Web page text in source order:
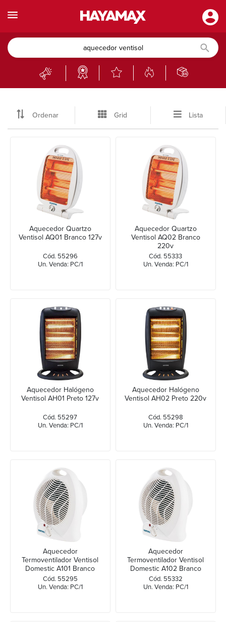
Ordenar Grid Lista
Aquecedor Quartzo
Ventisol AQ01 Branco 127v
Cód. 55296
Un. Venda: PC/1
Aquecedor Quartzo
Ventisol AQ02 Branco
220v
Cód. 55333
Un. Venda: PC/1
Aquecedor Halógeno
Ventisol AH01 Preto 127v
Cód. 55297
Un. Venda: PC/1
Aquecedor Halógeno
Ventisol AH02 Preto 220v
Cód. 55298
Un. Venda: PC/1
Aquecedor
Termoventilador Ventisol
Domestic A101 Branco
127v
Cód. 55295
Un. Venda: PC/1
Aquecedor
Termoventilador Ventisol
Domestic A102 Branco
220v
Cód. 55332
Un. Venda: PC/1